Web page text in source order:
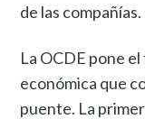
de las compañías.
La OCDE pone
económica que
puente. La